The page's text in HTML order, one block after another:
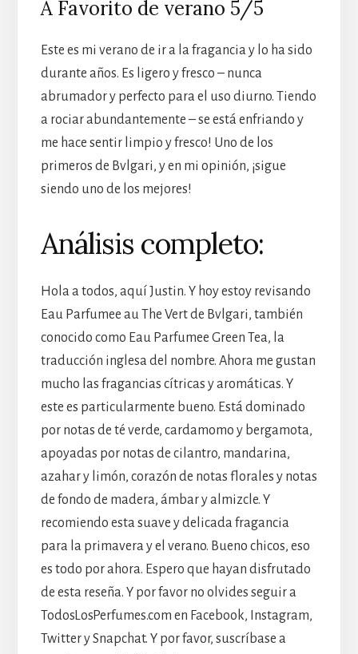
A Favorito de verano 5/5
Este es mi verano de ir a la fragancia y lo ha sido
durante años. Es ligero y fresco – nunca
abrumador y perfecto para el uso diurno. Tiendo
a rociar abundantemente – se está enfriando y
me hace sentir limpio y fresco! Uno de los
primeros de Bvlgari, y en mi opinión, ¡sigue
siendo uno de los mejores!
Análisis completo:
Hola a todos, aquí Justin. Y hoy estoy revisando
Eau Parfumee au The Vert de Bvlgari, también
conocido como Eau Parfumee Green Tea, la
traducción inglesa del nombre. Ahora me gustan
mucho las fragancias cítricas y aromáticas. Y
este es particularmente bueno. Está dominado
por notas de té verde, cardamomo y bergamota,
apoyadas por notas de cilantro, mandarina,
azahar y limón, corazón de notas florales y notas
de fondo de madera, ámbar y almizcle. Y
recomiendo esta suave y delicada fragancia
para la primavera y el verano. Bueno chicos, eso
es todo por ahora. Espero que hayan disfrutado
de esta reseña. Y por favor no olvides seguir a
TodosLosPerfumes.com en Facebook, Instagram,
Twitter y Snapchat. Y por favor, suscríbase a